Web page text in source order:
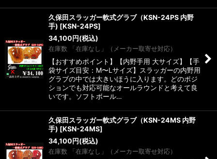
久保田スラッガー軟式グラブ（KSN-24PS 内野
手) [KSN-24PS]
34,100円(税込)
在庫数 「在庫なし」（メーカー取寄せ対応）
【おすすめポイント】【内野手用 大サイズ】【手
袋サイズ目安：M〜Lサイズ】スラッガーの内野用
グラブの中では大きいほうに入ります。どのポジ
ションでも対応可能なオールラウンドと考えて良
いです。ソフトボール…
久保田スラッガー軟式グラブ（KSN-24MS 内野
手) [KSN-24MS]
34,100円(税込)
在庫数 「在庫なし」（メーカー取寄せ対応）